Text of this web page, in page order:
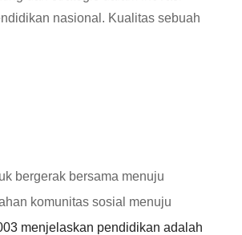
nasional. Kualitas sebuah
bergerak bersama menuju
komunitas sosial menuju
menjelaskan pendidikan adalah